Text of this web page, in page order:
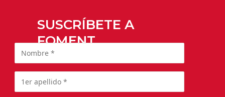
SUSCRÍBETE A
FOMENT